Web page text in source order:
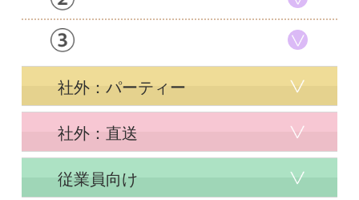
社外：パーティー
社外：直送
従業員向け